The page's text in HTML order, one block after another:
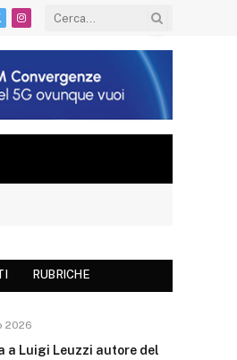
Instagram
RUBRICHE
2026
a Luigi Leuzzi autore del